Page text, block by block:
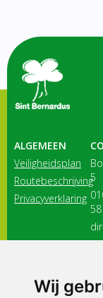
Wij
ALGEMEEN
Veiligheidsplan
Routebeschrijving
Privacyverklaring
5